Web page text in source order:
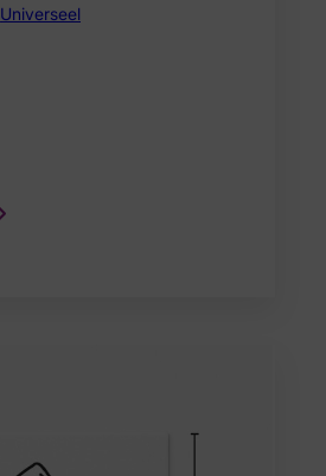
Universeel